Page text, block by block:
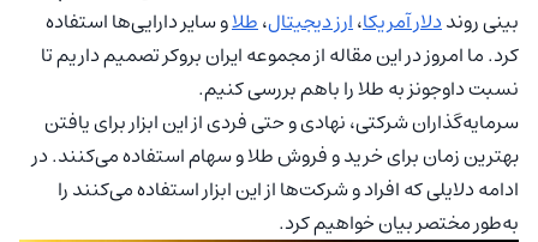
بینی رونددلار آمریکا،ارز دیجیتال،طلاو سایر دارایی‌ها استفاده
کرد. ما امروز در این مقاله از مجموعه ایران بروکر تصمیم داریم تا
نسبت داوجونز به طلا را باهم بررسی کنیم.
سرمایه‌گذاران شرکتی، نهادی و حتی فردی از این ابزار برای یافتن
بهترین زمان برای خرید و فروش طلا و سهام استفاده می‌کنند. در
ادامه دلایلی که افراد و شرکت‌ها از این ابزار استفاده می‌کنند را
به‌طور مختصر بیان خواهیم کرد.